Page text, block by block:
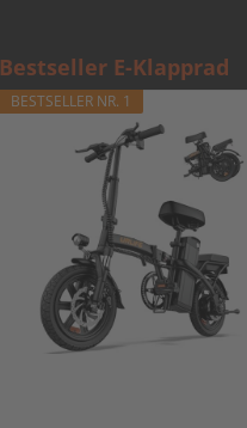
Bestseller E-Klapprad
BESTSELLER NR. 1